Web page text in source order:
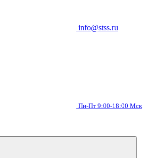
info@stss.ru
Пн-Пт 9:00-18:00 Мск